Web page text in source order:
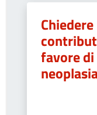
favore